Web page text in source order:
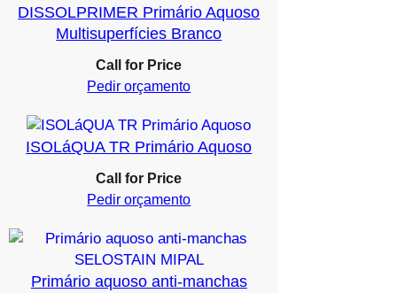
DISSOLPRIMER Primário Aquoso
Multisuperfícies Branco
Call for Price
Pedir orçamento
ISOLáQUA TR Primário Aquoso
Call for Price
Pedir orçamento
Primário aquoso anti-manchas